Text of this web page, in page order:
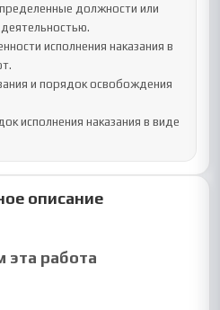
должности или
исполнения наказания в
и порядок освобождения
исполнения наказания в виде
описание
эта работа